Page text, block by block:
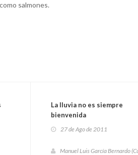
salmones.
La lluvia no es siempre
bienvenida
27 de Ago de 2011
Manuel Luis García Bernardo